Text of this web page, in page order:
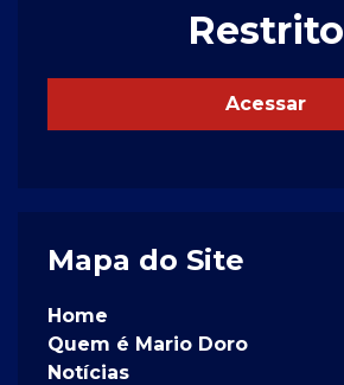
Restrito
Acessar
Mapa do Site
Home
Quem é Mario Doro
Notícias